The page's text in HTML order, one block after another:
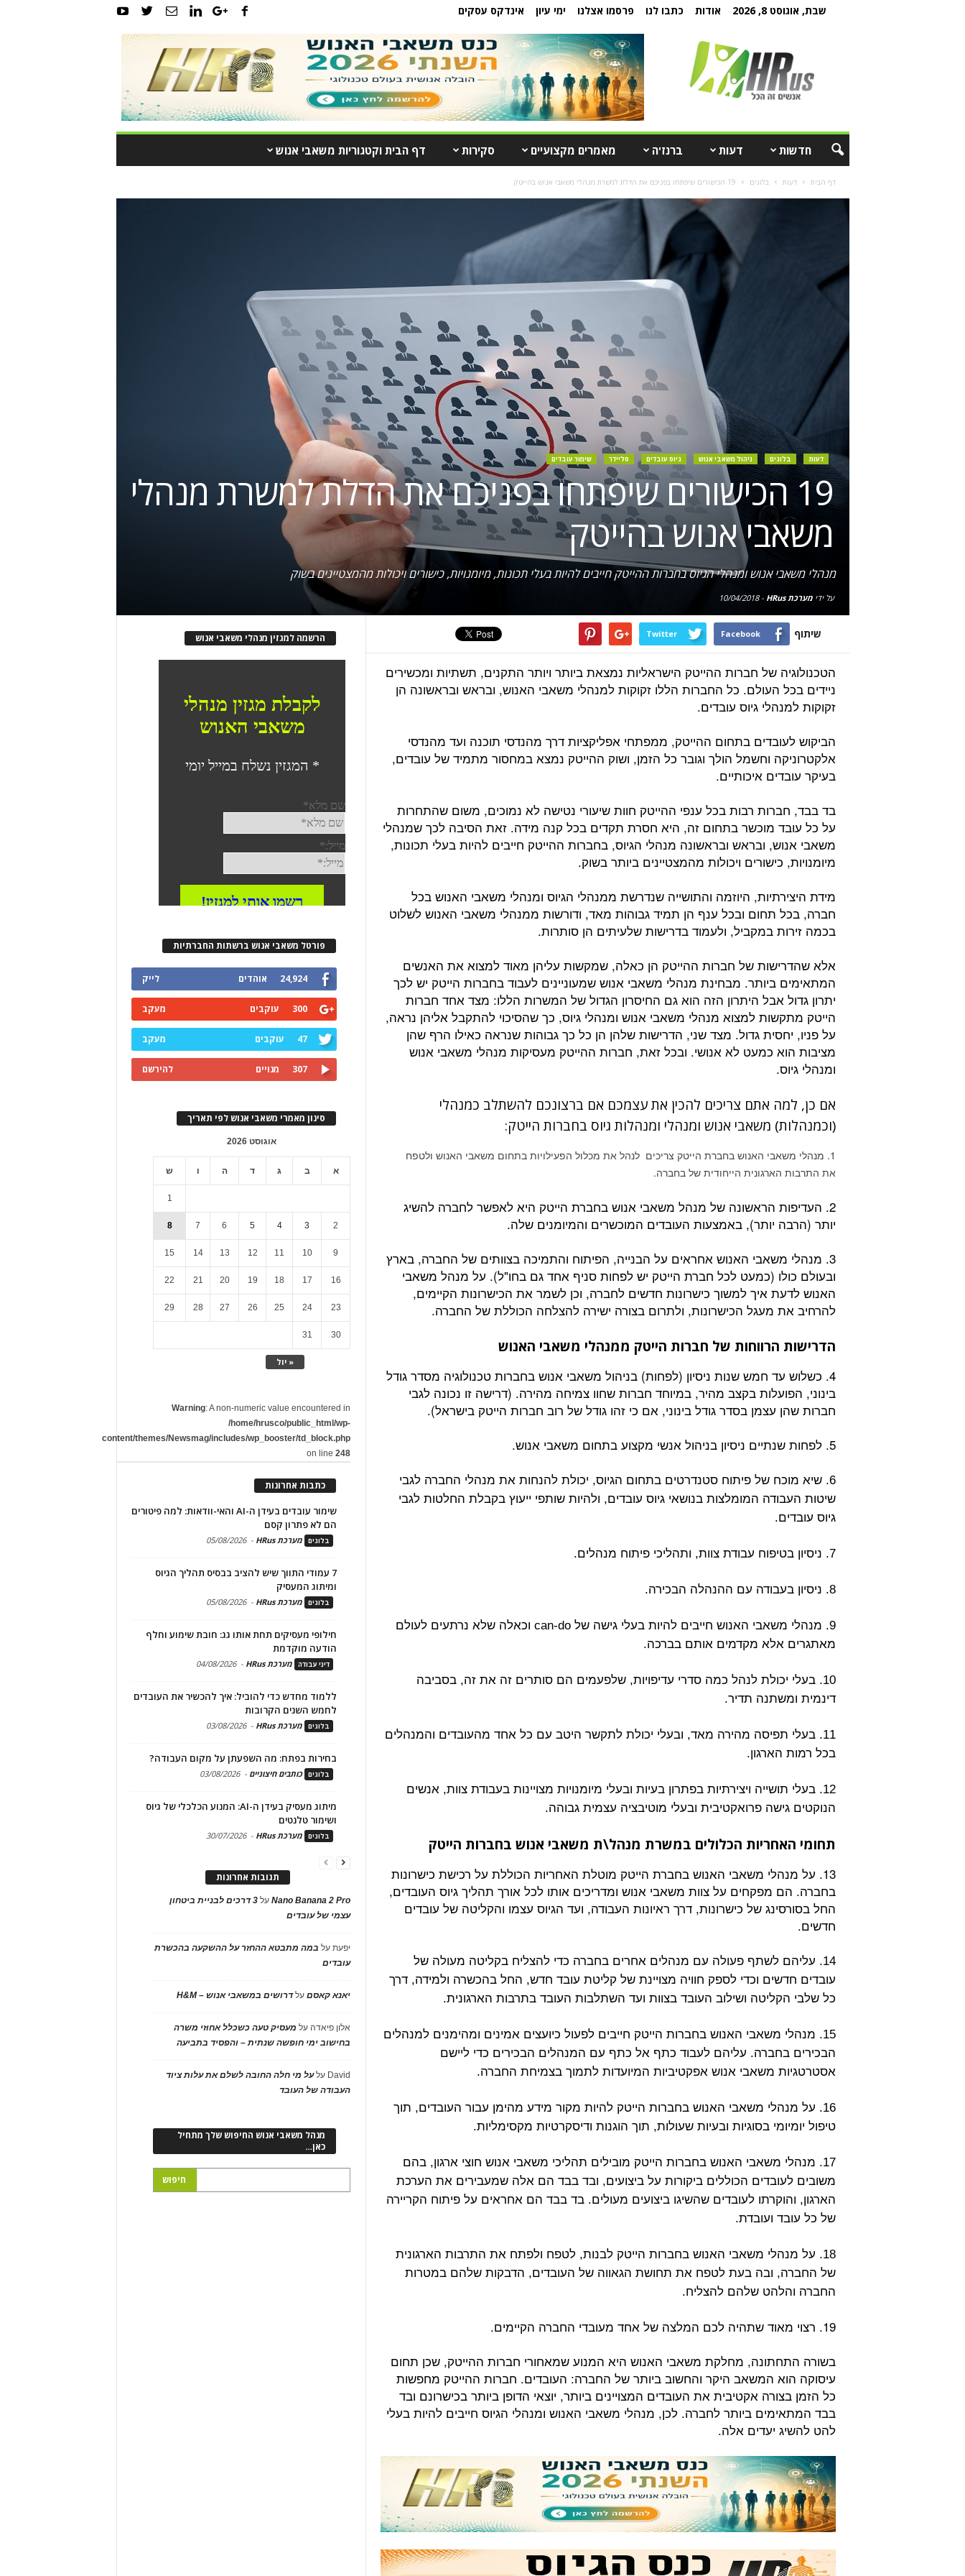
שבת, אוגוסט 8, 2026 אודות כתבו לנו פרסמו אצלנו ימי עיון אינדקס עסקים
חדשות דעות ברנז'ה מאמרים מקצועיים סקירות דף הבית וקטגוריות משאבי אנוש
דף הבית דעות בלוגים 19 הכישורים שיפתחו בפניכם את הדלת למשרת מנהלי משאבי אנוש בהייטק
דעות בלוגים ניהול משאבי אנוש גיוס עובדים סליידר שימור עובדים
19 הכישורים שיפתחו בפניכם את הדלת למשרת מנהלי
משאבי אנוש בהייטק
מנהלי משאבי אנוש ומנהלי הגיוס בחברות ההייטק חייבים להיות בעלי תכונות, מיומנויות, כישורים ויכולות מהמצטיינים בשוק
על ידימערכת HRus -
10/04/2018
שיתוף Facebook
Twitter
הטכנולוגיה של חברות ההייטק הישראליות נמצאת ביותר ויותר התקנים, תשתיות ומכשירים
ניידים בכל העולם. כל החברות הללו זקוקות למנהלי משאבי האנוש, ובראש ובראשונה הן
זקוקות למנהלי גיוס עובדים.
הביקוש לעובדים בתחום ההייטק, ממפתחי אפליקציות דרך מהנדסי תוכנה ועד מהנדסי
אלקטרוניקה וחשמל הולך וגובר כל הזמן, ושוק ההייטק נמצא במחסור מתמיד של עובדים,
בעיקר עובדים איכותיים.
בד בבד, חברות רבות בכל ענפי ההייטק חוות שיעורי נטישה לא נמוכים, משום שהתחרות
על כל עובד מוכשר בתחום זה, היא חסרת תקדים בכל קנה מידה. זאת הסיבה לכך שמנהלי
משאבי אנוש, ובראש ובראשונה מנהלי הגיוס, בחברות ההייטק חייבים להיות בעלי תכונות,
מיומנויות, כישורים ויכולות מהמצטיינים ביותר בשוק.
מידת היצירתיות, היוזמה והתושייה שנדרשת ממנהלי הגיוס ומנהלי משאבי האנוש בכל
חברה, בכל תחום ובכל ענף הן תמיד גבוהות מאד, ודורשות ממנהלי משאבי האנוש לשלוט
בכמה זירות במקביל, ולעמוד בדרישות שלעיתים הן סותרות.
אלא שהדרישות של חברות ההייטק הן כאלה, שמקשות עליהן מאוד למצוא את האנשים
המתאימים ביותר. מבחינת מנהלי משאבי אנוש שמעוניינים לעבוד בחברות הייטק יש לכך
יתרון גדול אבל היתרון הזה הוא גם החיסרון הגדול של המשרות הללו: מצד אחד חברות
הייטק מתקשות למצוא מנהלי משאבי אנוש ומנהלי גיוס, כך שהסיכוי להתקבל אליהן נראה,
על פניו, יחסית גדול. מצד שני, הדרישות שלהן הן כל כך גבוהות שנראה כאילו הרף שהן
מציבות הוא כמעט לא אנושי. ובכל זאת, חברות ההייטק מעסיקות מנהלי משאבי אנוש
ומנהלי גיוס.
אם כן, למה אתם צריכים להכין את עצמכם אם ברצונכם להשתלב כמנהלי
(וכמנהלות) משאבי אנוש ומנהלי ומנהלות גיוס בחברות הייטק:
מנהלי משאבי האנוש בחברת הייטק צריכים לנהל את מכלול הפעילויות בתחום משאבי האנוש ולטפח
את התרבות הארגונית הייחודית של בחברה.
2. העדיפות הראשונה של מנהל משאבי אנוש בחברת הייטק היא לאפשר לחברה להשיג
יותר (הרבה יותר), באמצעות העובדים המוכשרים והמיומנים שלה.
3. מנהלי משאבי האנוש אחראים על הבנייה, הפיתוח והתמיכה בצוותים של החברה, בארץ
ובעולם כולו (כמעט לכל חברת הייטק יש לפחות סניף אחד גם בחו"ל). על מנהל משאבי
האנוש לדעת איך למשוך כישרונות חדשים לחברה, וכן לשמר את הכישרונות הקיימים,
להרחיב את מעגל הכישרונות, ולתרום בצורה ישירה להצלחה הכוללת של החברה.
הדרישות הרווחות של חברות הייטק ממנהלי משאבי האנוש
4. כשלוש עד חמש שנות ניסיון (לפחות) בניהול משאבי אנוש בחברות טכנולוגיה מסדר גודל
בינוני, הפועלות בקצב מהיר, במיוחד חברות שחוו צמיחה מהירה. (דרישה זו נכונה לגבי
חברות שהן עצמן בסדר גודל בינוני, אם כי זהו גודל של רוב חברות הייטק בישראל).
5. לפחות שנתיים ניסיון בניהול אנשי מקצוע בתחום משאבי אנוש.
6. שיא מוכח של פיתוח סטנדרטים בתחום הגיוס, יכולת להנחות את מנהלי החברה לגבי
שיטות העבודה המומלצות בנושאי גיוס עובדים, ולהיות שותפי ייעוץ בקבלת החלטות לגבי
גיוס עובדים.
7. ניסיון בטיפוח עבודת צוות, ותהליכי פיתוח מנהלים.
8. ניסיון בעבודה עם ההנהלה הבכירה.
9. מנהלי משאבי האנוש חייבים להיות בעלי גישה של can-do וכאלה שלא נרתעים לעולם
מאתגרים אלא מקדמים אותם בברכה.
10. בעלי יכולת לנהל כמה סדרי עדיפויות, שלפעמים הם סותרים זה את זה, בסביבה
דינמית ומשתנה תדיר.
11. בעלי תפיסה מהירה מאד, ובעלי יכולת לתקשר היטב עם כל אחד מהעובדים והמנהלים
בכל רמות הארגון.
12. בעלי תושייה ויצירתיות בפתרון בעיות ובעלי מיומנויות מצויינות בעבודת צוות, אנשים
הנוקטים גישה פרואקטיבית ובעלי מוטיבציה עצמית גבוהה.
תחומי האחריות הכלולים במשרת מנהל\ת משאבי אנוש בחברות הייטק
13. על מנהלי משאבי האנוש בחברת הייטק מוטלת האחריות הכוללת על רכישת כישרונות
בחברה. הם מפקחים על צוות משאבי אנוש ומדריכים אותו לכל אורך תהליך גיוס העובדים,
החל בסורסינג של כישרונות, דרך ראיונות העבודה, ועד הגיוס עצמו והקליטה של עובדים
חדשים.
14. עליהם לשתף פעולה עם מנהלים אחרים בחברה כדי להצליח בקליטה מעולה של
עובדים חדשים וכדי לספק חוויה מצויינת של קליטת עובד חדש, החל בהכשרה ולמידה, דרך
כל שלבי הקליטה ושילוב העובד בצוות ועד השתלבות העובד בתרבות הארגונית.
15. מנהלי משאבי האנוש בחברות הייטק חייבים לפעול כיועצים אמינים ומהימנים למנהלים
הבכירים בחברה. עליהם לעבוד כתף אל כתף עם המנהלים הבכירים כדי ליישם
אסטרטגיות משאבי אנוש אפקטיביות המיועדות לתמוך בצמיחת החברה.
16. על מנהלי משאבי האנוש בחברות הייטק להיות מקור מידע מהימן עבור העובדים, תוך
טיפול יומיומי בסוגיות ובעיות שעולות, תוך הוגנות ודיסקרטיות מקסימליות.
17. מנהלי משאבי האנוש בחברות הייטק מובילים תהליכי משאבי אנוש חוצי ארגון, בהם
משובים לעובדים הכוללים ביקורות על ביצועים, ובד בבד הם אלה שמעבירים את הערכת
הארגון, והוקרתו לעובדים שהשיגו ביצועים מעולים. בד בבד הם אחראים על פיתוח הקריירה
של כל עובד ועובדת.
18. על מנהלי משאבי האנוש בחברות הייטק לבנות, לטפח ולפתח את התרבות הארגונית
של החברה, ובה בעת לטפח את תחושת הגאווה של העובדים, הדבקות שלהם במטרות
החברה והלהט שלהם להצליח.
19. רצוי מאוד שתהיה לכם המלצה של אחד מעובדי החברה הקיימים.
בשורה התחתונה, מחלקת משאבי האנוש היא המנוע שמאחורי חברות ההייטק, שכן תחום
עיסוקה הוא המשאב היקר והחשוב ביותר של החברה: העובדים. חברות ההייטק מחפשות
כל הזמן בצורה אקטיבית את העובדים המצויינים ביותר, יוצאי הדופן ביותר בכישרונם ובד
בבד המתאימים ביותר לחברה. לכן, מנהלי משאבי האנוש ומנהלי הגיוס חייבים להיות בעלי
להט להשיג יעדים אלה.
הרשמה למגזין מנהלי משאבי אנוש
פורטל משאבי אנוש ברשתות החברתיות
24,924 אוהדים לייק
300 עוקבים מעקב
47 עוקבים מעקב
307 מנויים להירשם
סינון מאמרי משאבי אנוש לפי תאריך
אוגוסט 2026
א ב ג ד ה ו ש
« יול
1
2
3
4
5
6
7
8
9
10
11
12
13
14
15
16
17
18
19
20
21
22
23
24
25
26
27
28
29
30
31
Warning: A non-numeric value encountered in
/home/hrusco/public_html/wp-
content/themes/Newsmag/includes/wp_booster/td_block.php
on line248
כתבות אחרונות
שימור עובדים בעידן ה-AI והאי-וודאות: למה פיטורים
הם לא פתרון קסם
בלוגים מערכת HRus -
05/08/2026
7 עמודי התווך שיש להציב בבסיס תהליך הגיוס
ומיתוג המעסיק
בלוגים מערכת HRus -
05/08/2026
חילופי מעסיקים תחת אותו גג: חובת שימוע וחלף
הודעה מוקדמת
דיני עבודה מערכת HRus -
04/08/2026
ללמוד מחדש כדי להוביל: איך להכשיר את העובדים
לחמש השנים הקרובות
בלוגים מערכת HRus -
03/08/2026
בחירות בפתח: מה השפעתן על מקום העבודה?
בלוגים כותבים חיצוניים -
03/08/2026
מיתוג מעסיק בעידן ה-AI: המנוע הכלכלי של גיוס
ושימור טלנטים
בלוגים מערכת HRus -
30/07/2026
תגובות אחרונות
Nano Banana 2 Proעל
3 דרכים לבניית ביטחון
עצמי של עובדים
יפעתעל במה מתבטא ההחזר על ההשקעה בהכשרת
עובדים
יאנא קאסםעלדרושים במשאבי אנוש – H&M
אלון פיאדה על מעסיק טעה כשכלל אחוזי משרה
בחישוב ימי חופשה שנתית – והפסיד בתביעה
David עלעל מי חלה החובה לשלם את עלות ציוד
העבודה של העובד
מנהל משאבי אנוש החיפוש שלך מתחיל
כאן…